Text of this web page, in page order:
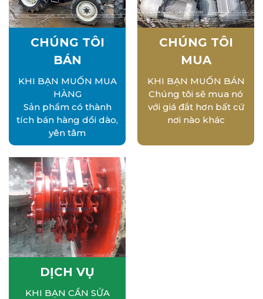
CHÚNG TÔI
BÁN
KHI BẠN MUỐN MUA
HÀNG
Sản phẩm có thành
tích bán hàng dồi dào,
yên tâm
CHÚNG TÔI
MUA
KHI BẠN MUỐN BÁN
Chúng tôi sẽ mua nó
với giá đắt hơn bất cứ
nơi nào khác
DỊCH VỤ
KHI BẠN CẦN SỬA